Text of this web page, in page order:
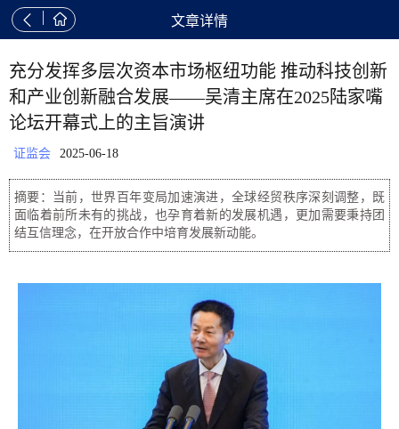
  文章详情
充分发挥多层次资本市场枢纽功能 推动科技创新
和产业创新融合发展——吴清主席在2025陆家嘴
论坛开幕式上的主旨演讲
证监会 2025-06-18
摘要：当前，世界百年变局加速演进，全球经贸秩序深刻调整，既
面临着前所未有的挑战，也孕育着新的发展机遇，更加需要秉持团
结互信理念，在开放合作中培育发展新动能。